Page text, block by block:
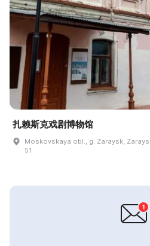
扎赖斯克戏剧博物馆
Moskovskaya obl., g. Zaraysk,
51